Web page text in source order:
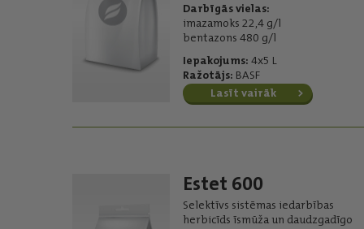
Darbīgās vielas:
imazamoks 22,4 g/l
bentazons 480 g/l
Iepakojums: 4x5 L
Ražotājs: BASF
Lasīt vairāk
Estet 600
Selektīvs sistēmas iedarbības
herbicīds īsmūža un daudzgadīgo